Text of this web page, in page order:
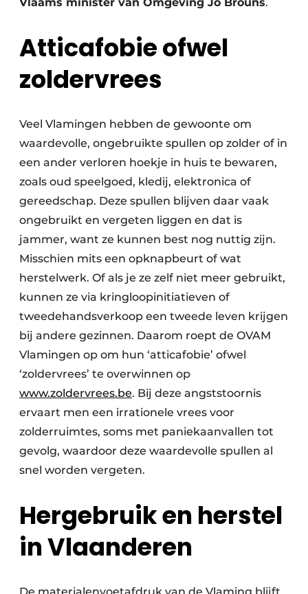
Atticafobie ofwel
zoldervrees
Veel Vlamingen hebben de gewoonte om
waardevolle, ongebruikte spullen op zolder of in
een ander verloren hoekje in huis te bewaren,
zoals oud speelgoed, kledij, elektronica of
gereedschap. Deze spullen blijven daar vaak
ongebruikt en vergeten liggen en dat is
jammer, want ze kunnen best nog nuttig zijn.
Misschien mits een opknapbeurt of wat
herstelwerk. Of als je ze zelf niet meer gebruikt,
kunnen ze via kringloopinitiatieven of
tweedehandsverkoop een tweede leven krijgen
bij andere gezinnen. Daarom roept de OVAM
Vlamingen op om hun ‘atticafobie’ ofwel
‘zoldervrees’ te overwinnen op
www.zoldervrees.be. Bij deze angststoornis
ervaart men een irrationele vrees voor
zolderruimtes, soms met paniekaanvallen tot
gevolg, waardoor deze waardevolle spullen al
snel worden vergeten.
Hergebruik en herstel
in Vlaanderen